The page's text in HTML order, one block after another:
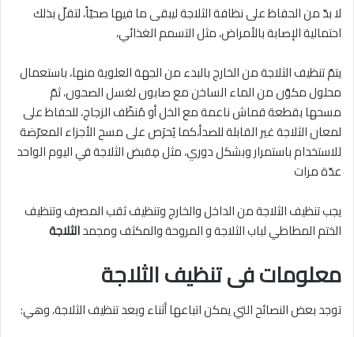
لا بدّ من الحفاظ على نظافة الثلاجة ليبقى ما فيها صحيّاً، لتقلّ بذلك
احتمالية الإصابة بالأمراض، مثل التسمم الغذائي،
يتمّ تنظيف الثلاجة من الخارج بالبدء من الجهة العلوية منها، باستعمال
محلول مكوّن من الماء الساخن مع صابون لغسل الصحون، ثمّ
مسحها بقطعة قماش ناعمة مع الخل أو مُنظّف الزجاج، للحفاظ على
لمعان الثلاجة غير القابلة للصدأ،كما يُحرَص على مسح الأجزاء المعرّضة
للاستخدام باستمرار وبشكل دوري، مثل مِقبض الثلاجة في اليوم الواحد
عدّة مرات
يجب تنظيف الثلاجة من الداخل والخارج وتنظيف ثقب المصرف وتنظيف
الختم المطاطي لباب الثلاجة و المروحة والمكثف ومجمدالثلاجة
معلومات فى تنظيف الثلاجة
توجد بعض النصائح التي يمكن اتباعها أثناء وبعد تنظيف الثلاجة، وهي: